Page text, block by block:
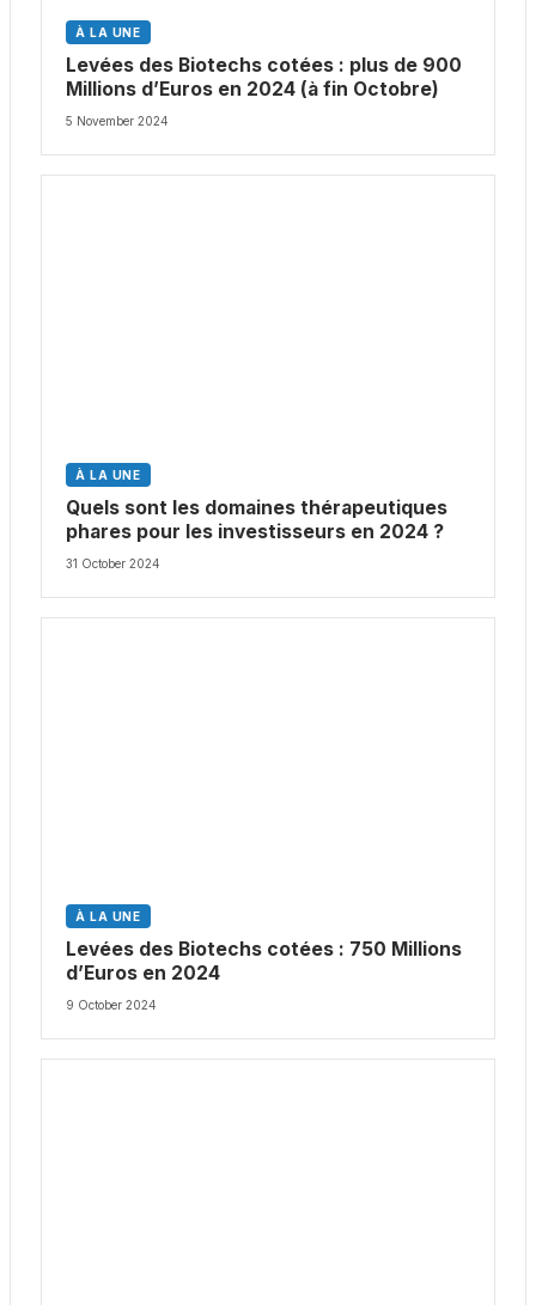
À LA UNE
Levées des Biotechs cotées : plus de 900
Millions d’Euros en 2024 (à fin Octobre)
5 November 2024
À LA UNE
Quels sont les domaines thérapeutiques
phares pour les investisseurs en 2024 ?
31 October 2024
À LA UNE
Levées des Biotechs cotées : 750 Millions
d’Euros en 2024
9 October 2024